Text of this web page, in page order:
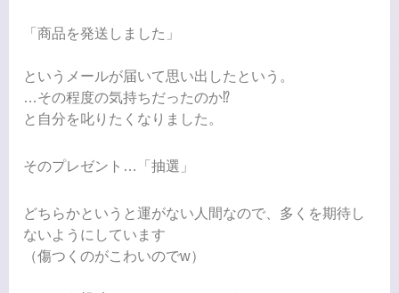
「商品を発送しました」
というメールが届いて思い出したという。
…その程度の気持ちだったのか⁉︎
と自分を叱りたくなりました。
そのプレゼント…「抽選」
どちらかというと運がない人間なので、多くを期待し
ないようにしています
（傷つくのがこわいのでw）